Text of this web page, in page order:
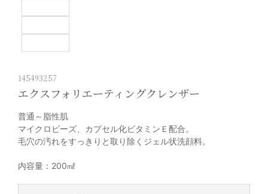
145493257
エクスフォリエーティングクレンザー
普通～脂性肌
マイクロビーズ、カプセル化ビタミンＥ配合。
毛穴の汚れをすっきりと取り除くジェル状洗顔料。
内容量：200㎖